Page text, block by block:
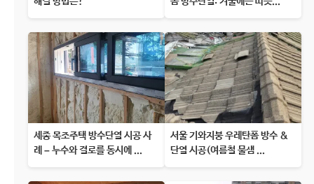
세종 목조주택 방수단열 시공 사
례 – 누수와 결로를 동시에 ...
서울 기와지붕 우레탄폼 방수 &
단열 시공(여름철 물샘 ...